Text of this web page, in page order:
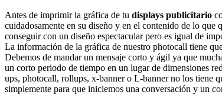
Antes de imprimir la gráfica de tu displays publicitario
cuidadosamente en su diseño y en el contenido de lo que
conseguir con un diseño espectacular pero es igual de
La información de la gráfica de nuestro photocall tiene
Debemos de mandar un mensaje corto y ágil ya que
un corto periodo de tiempo en un lugar de dimensiones
ups, photocall, rollups, x-banner o L-banner no los tiene
simplemente para que iniciemos una conversación y un